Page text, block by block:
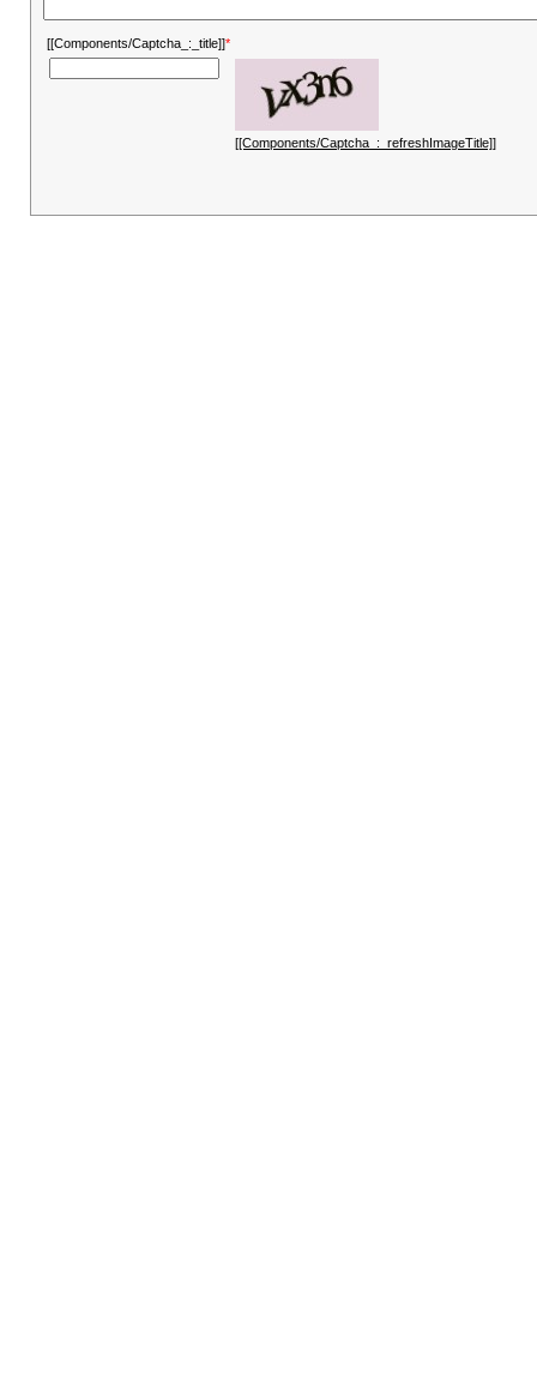
[[Components/Captcha_:_title]]*
[[Components/Captcha_:_refreshImageTitle]]